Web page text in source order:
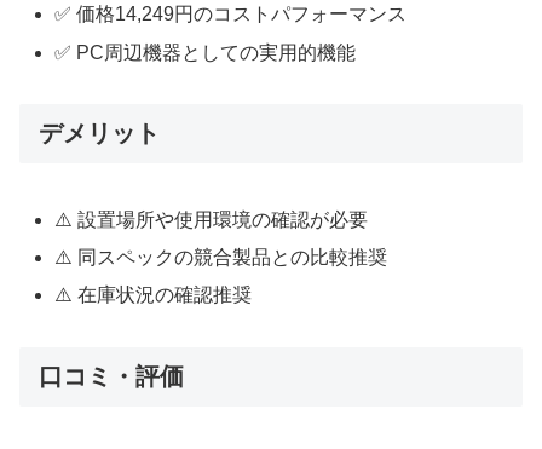
✅ 価格14,249円のコストパフォーマンス
✅ PC周辺機器としての実用的機能
デメリット
⚠️ 設置場所や使用環境の確認が必要
⚠️ 同スペックの競合製品との比較推奨
⚠️ 在庫状況の確認推奨
口コミ・評価